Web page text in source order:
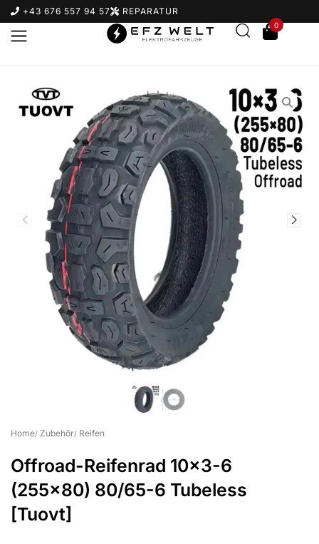
+43 676 557 94 57 REPARATUR
Suchbegriff eingeben & Enter klicken
0
Home Zubehör Reifen
Offroad-Reifenrad 10×3-6
(255×80) 80/65-6 Tubeless
[Tuovt]